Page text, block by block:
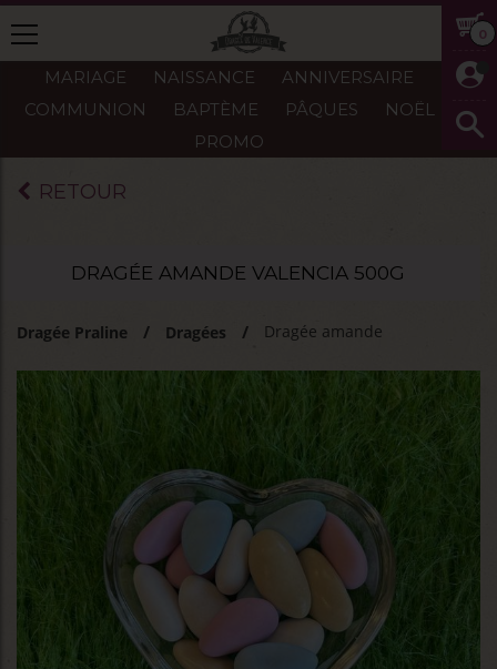
0
MARIAGE NAISSANCE
ANNIVERSAIRE
COMMUNION
BAPTÈME PÂQUES
NOËL
PROMO
RETOUR
DRAGÉE AMANDE VALENCIA 500G
Dragée Praline Dragées Dragée amande